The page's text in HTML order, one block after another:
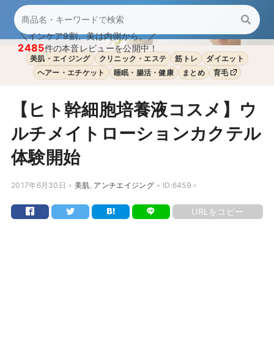
＼インケア9割、美は内側から。／
2485件の本音レビューを公開中！
美肌・エイジング クリニック・エステ 筋トレ
ダイエット
ヘアー・エチケット
睡眠・腸活・健康 まとめ 育毛
【ヒト幹細胞培養液コスメ】ウ
ルチメイトローションカクテル
体験開始
2017年6月30日 美肌, アンチエイジング ID:6459
URLをコピー